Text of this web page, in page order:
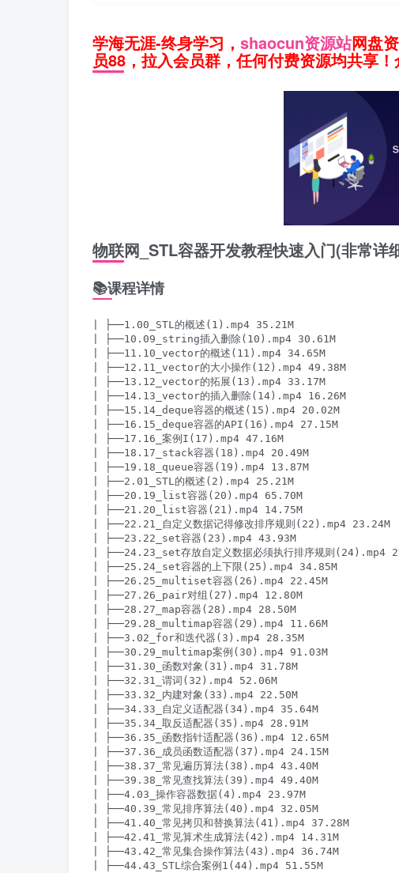
学海无涯-终身学习， shaocun资源站网盘
员88，拉入会员群，任何付费资源均共享！
物联网_STL容器开发教程快速入门(非常详
📚课程详情
| ├──1.00_STL的概述(1).mp4 35.21M
| ├──10.09_string插入删除(10).mp4 30.61M
| ├──11.10_vector的概述(11).mp4 34.65M
| ├──12.11_vector的大小操作(12).mp4 49.38M
| ├──13.12_vector的拓展(13).mp4 33.17M
| ├──14.13_vector的插入删除(14).mp4 16.26M
| ├──15.14_deque容器的概述(15).mp4 20.02M
| ├──16.15_deque容器的API(16).mp4 27.15M
| ├──17.16_案例I(17).mp4 47.16M
| ├──18.17_stack容器(18).mp4 20.49M
| ├──19.18_queue容器(19).mp4 13.87M
| ├──2.01_STL的概述(2).mp4 25.21M
| ├──20.19_list容器(20).mp4 65.70M
| ├──21.20_list容器(21).mp4 14.75M
| ├──22.21_自定义数据记得修改排序规则(22).mp4 23.24M
| ├──23.22_set容器(23).mp4 43.93M
| ├──24.23_set存放自定义数据必须执行排序规则(24).mp4
| ├──25.24_set容器的上下限(25).mp4 34.85M
| ├──26.25_multiset容器(26).mp4 22.45M
| ├──27.26_pair对组(27).mp4 12.80M
| ├──28.27_map容器(28).mp4 28.50M
| ├──29.28_multimap容器(29).mp4 11.66M
| ├──3.02_for和迭代器(3).mp4 28.35M
| ├──30.29_multimap案例(30).mp4 91.03M
| ├──31.30_函数对象(31).mp4 31.78M
| ├──32.31_谓词(32).mp4 52.06M
| ├──33.32_内建对象(33).mp4 22.50M
| ├──34.33_自定义适配器(34).mp4 35.64M
| ├──35.34_取反适配器(35).mp4 28.91M
| ├──36.35_函数指针适配器(36).mp4 12.65M
| ├──37.36_成员函数适配器(37).mp4 24.15M
| ├──38.37_常见遍历算法(38).mp4 43.40M
| ├──39.38_常见查找算法(39).mp4 49.40M
| ├──4.03_操作容器数据(4).mp4 23.97M
| ├──40.39_常见排序算法(40).mp4 32.05M
| ├──41.40_常见拷贝和替换算法(41).mp4 37.28M
| ├──42.41_常见算术生成算法(42).mp4 14.31M
| ├──43.42_常见集合操作算法(43).mp4 36.74M
| ├──44.43_STL综合案例1(44).mp4 51.55M